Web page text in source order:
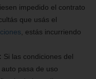
impedido el contrato
que usás el
, estás incurriendo
Si las condiciones del
pasa de uso